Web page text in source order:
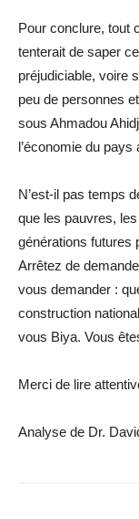
Pour conclure, tout
tenterait de saper
préjudiciable, voire
peu de personnes
sous Ahmadou
l’économie du
N’est-il pas temps
que les pauvres,
générations futures
Arrêtez de
vous demander :
construction
vous Biya. Vous
Merci de lire
Analyse de Dr.